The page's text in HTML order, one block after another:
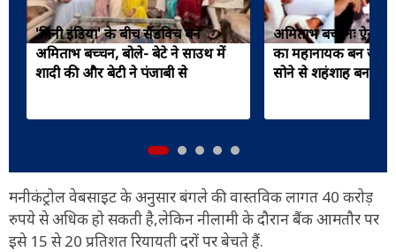
'मिनी इंडिया' के बीच सैंडविच बने
अमिताभ बच्चन, बोले- बेटे ने साउथ में
शादी की और बेटी ने पंजाबी से
अमिताभ बच्चनः ऐसे ही
का महानायक बन
सोने से शहंशाह बनने
मनीकंट्रोल वेबसाइट के अनुसार बंगले की वास्तविक लागत 40 करोड़
रुपये से अधिक हो सकती है,लेकिन नीलामी के दौरान बैंक आमतौर पर
इसे 15 से 20 प्रतिशत रियायती दरों पर बेचते हैं.